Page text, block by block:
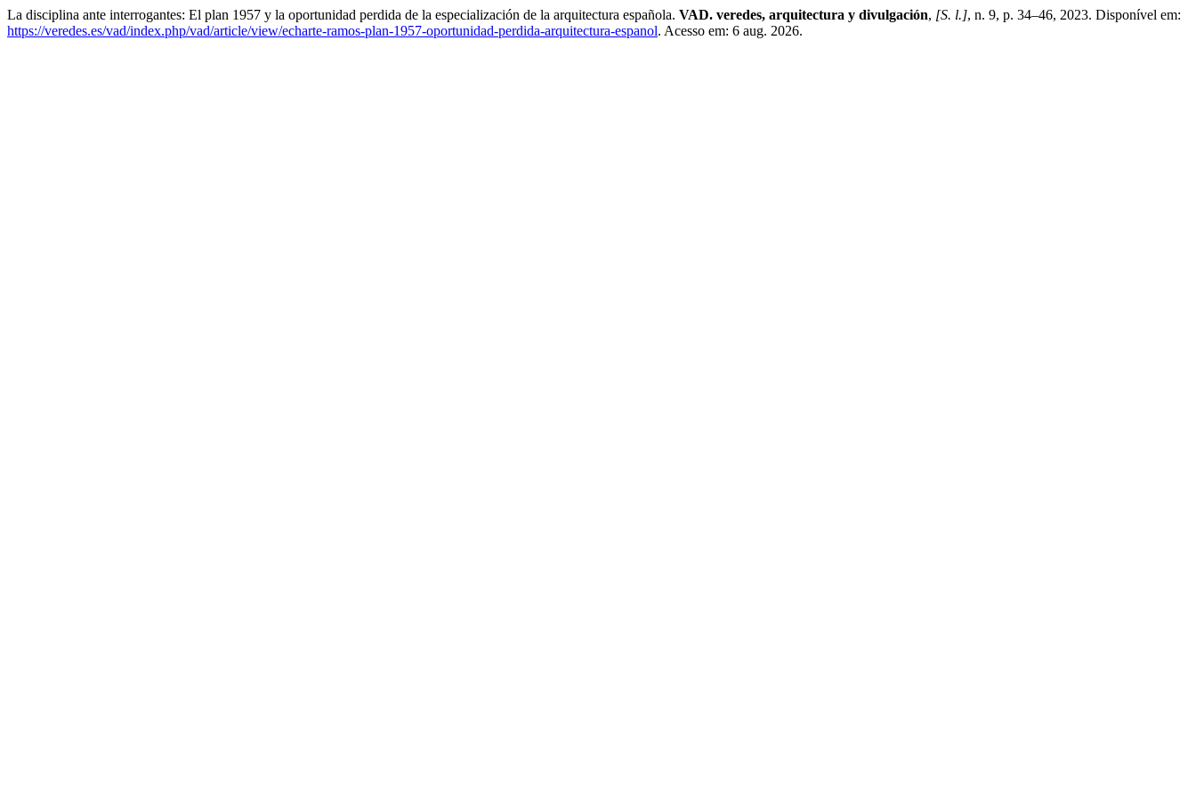
La disciplina ante interrogantes: El plan 1957 y la oportunidad perdida de la especialización de la arquitectura española. VAD. veredes, arquitectura y divulgación, [S. l.], n. 9, p. 34–46, 2023. Disponível em:
https://veredes.es/vad/index.php/vad/article/view/echarte-ramos-plan-1957-oportunidad-perdida-arquitectura-espanol. Acesso em: 6 aug. 2026.